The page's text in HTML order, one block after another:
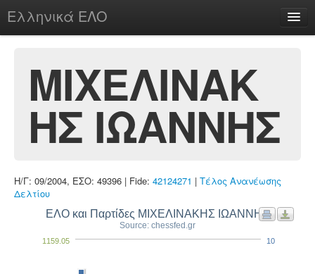
Ελληνικά ΕΛΟ
chesstu.be @ discord
Login
ΜΙΧΕΛΙΝΑΚ
ΗΣ ΙΩΑΝΝΗΣ
Η/Γ: 09/2004, ΕΣΟ: 49396 | Fide: 42124271 | Τέλος Ανανέωσης
Δελτίου
ΕΛΟ και Παρτίδες ΜΙΧΕΛΙΝΑΚΗΣ ΙΩΑΝΝΗΣ
Source: chessfed.gr
1159.05 10